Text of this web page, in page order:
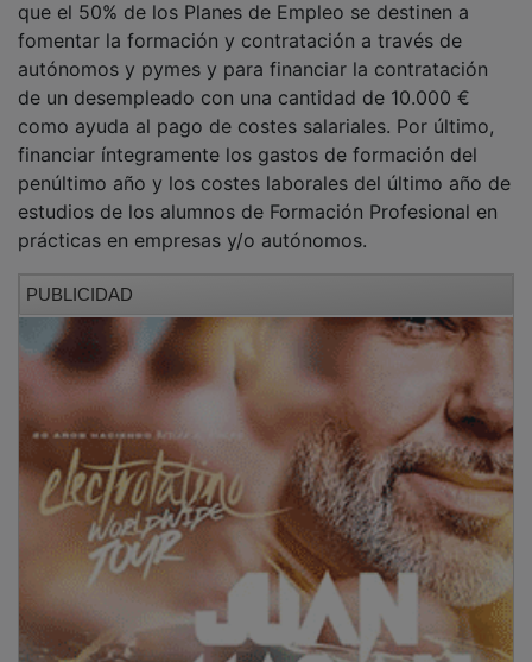
que el 50% de los Planes de Empleo se destinen a
fomentar la formación y contratación a través de
autónomos y pymes y para financiar la contratación
de un desempleado con una cantidad de 10.000 €
como ayuda al pago de costes salariales. Por último,
financiar íntegramente los gastos de formación del
penúltimo año y los costes laborales del último año de
estudios de los alumnos de Formación Profesional en
prácticas en empresas y/o autónomos.
PUBLICIDAD